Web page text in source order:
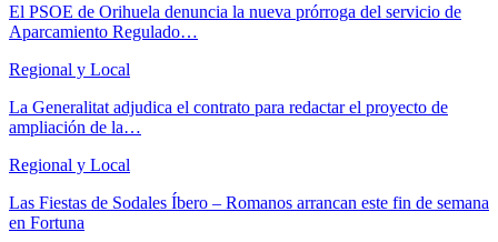
El PSOE de Orihuela denuncia la nueva prórroga del servicio de
Aparcamiento Regulado…
Regional y Local
La Generalitat adjudica el contrato para redactar el proyecto de
ampliación de la…
Regional y Local
Las Fiestas de Sodales Íbero – Romanos arrancan este fin de semana
en Fortuna